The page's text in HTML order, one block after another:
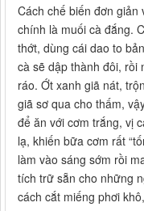
Cách chế biến đơn
chính là muối cà đắng.
thớt, dùng cái dao to
cà sẽ dập thành đôi, rồi
ráo. Ớt xanh giã nát,
giã sơ qua cho thấm,
để ăn với cơm trắng, vị
lạ, khiến bữa cơm rất
làm vào sáng sớm rồi
tích trữ sẵn cho những
cách cắt miếng phơi